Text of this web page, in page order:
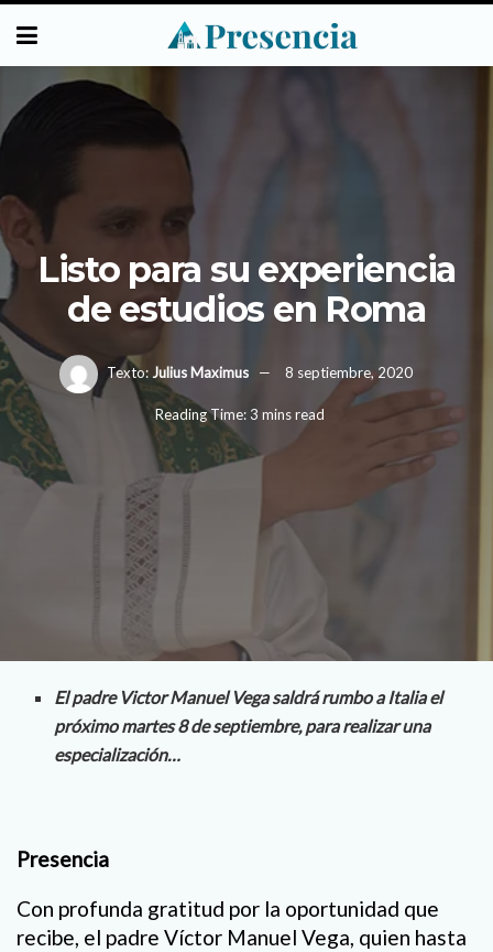
Listo para su experiencia
de estudios en Roma
Texto: Julius Maximus 8 septiembre, 2020
Reading Time: 3 mins read
El padre Victor Manuel Vega saldrá rumbo a Italia el
próximo martes 8 de septiembre, para realizar una
especialización…
Presencia
Con profunda gratitud por la oportunidad que
recibe, el padre Víctor Manuel Vega, quien hasta